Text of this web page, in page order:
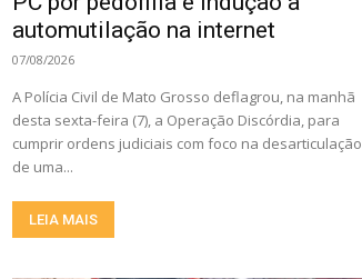
automutilação na internet
07/08/2026
A Polícia Civil de Mato Grosso deflagrou, na manhã
desta sexta-feira (7), a Operação Discórdia, para
cumprir ordens judiciais com foco na desarticulação
de uma...
LEIA MAIS